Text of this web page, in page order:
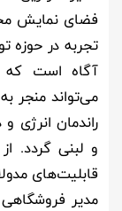
فضای نمایش
تجربه در حوزه
آگاه است که
می‌تواند منجر
راندمان
و لبنی گردد.
قابلیت‌های
مدیر فروشگاهی